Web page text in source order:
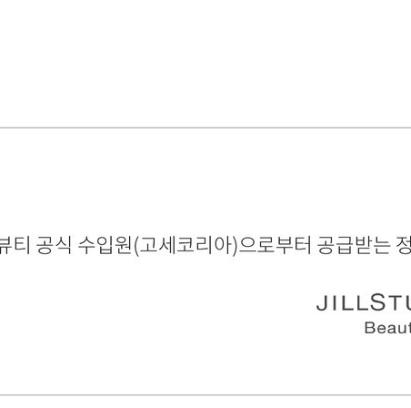
트뷰티] 화이트 플로럴 샴푸&컨디셔너 13mL*2개